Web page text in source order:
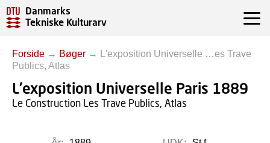
Danmarks
Tekniske Kulturarv
Forside → Bøger →
L'exposition Universelle …es Trave
Publics, Atlas
L'exposition Universelle Paris 1889
Le Construction Les Trave Publics, Atlas